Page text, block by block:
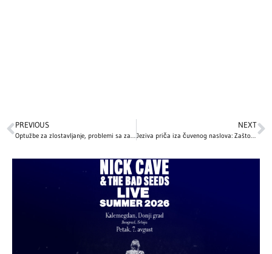
PREVIOUS
Optužbe za zlostavljanje, problemi sa zakonom, lečenje zavisnosti: Najveći skandali i kontroverze poznatih ličnosti koje i danas intrigiraju svet
NEXT
Jeziva priča iza čuvenog naslova: Zašto je jedna od najkontroverznijih knjiga Stivena Kinga povučena iz prodaje i nikada više nije štampana